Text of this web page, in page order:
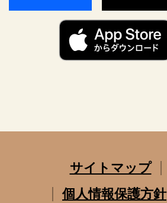
サイトマップ
個人情報保護方針